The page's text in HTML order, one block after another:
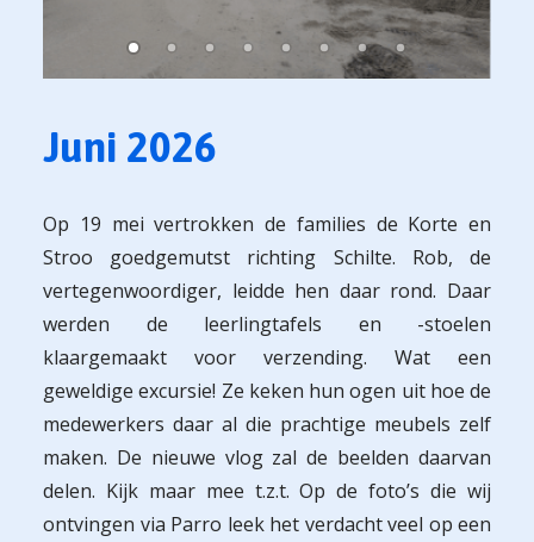
Juni 2026
Op 19 mei vertrokken de families de Korte en
Stroo goedgemutst richting Schilte. Rob, de
vertegenwoordiger, leidde hen daar rond. Daar
werden de leerlingtafels en -stoelen
klaargemaakt voor verzending. Wat een
geweldige excursie! Ze keken hun ogen uit hoe de
medewerkers daar al die prachtige meubels zelf
maken. De nieuwe vlog zal de beelden daarvan
delen. Kijk maar mee t.z.t. Op de foto’s die wij
ontvingen via Parro leek het verdacht veel op een